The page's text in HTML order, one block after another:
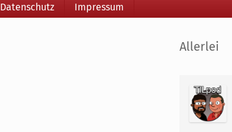
Datenschutz Impressum
Seitenleiste
Allerlei